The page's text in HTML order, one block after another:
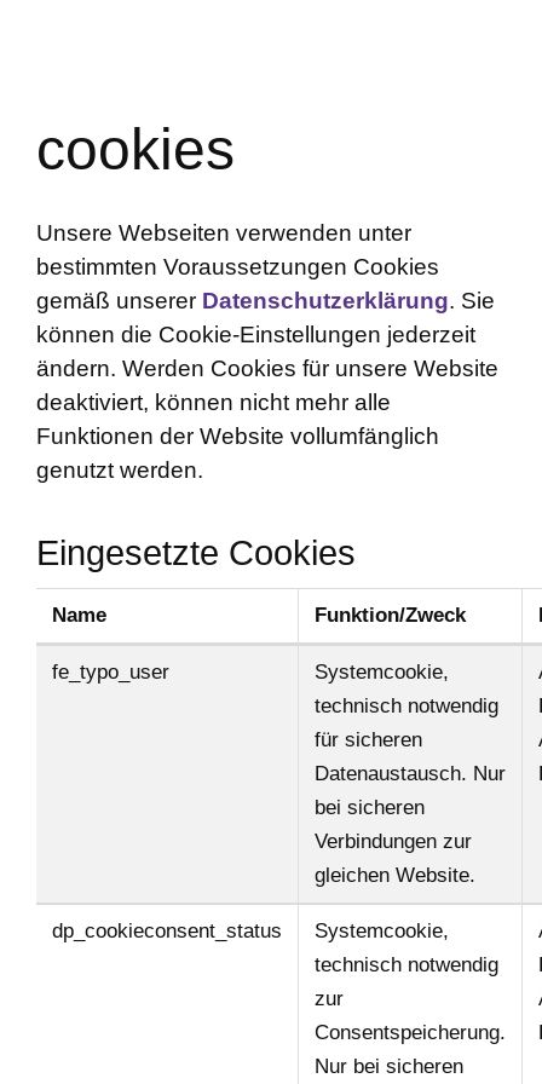
cookies
Unsere Webseiten verwenden unter
bestimmten Voraussetzungen Cookies
gemäß unserer Datenschutzerklärung. Sie
können die Cookie-Einstellungen jederzeit
ändern. Werden Cookies für unsere Website
deaktiviert, können nicht mehr alle
Funktionen der Website vollumfänglich
genutzt werden.
Eingesetzte Cookies
Name Funktion/Zweck
fe_typo_user
Systemcookie,
technisch notwendig
für sicheren
Datenaustausch. Nur
bei sicheren
Verbindungen zur
gleichen Website.
dp_cookieconsent_status
Systemcookie,
technisch notwendig
zur
Consentspeicherung.
Nur bei sicheren